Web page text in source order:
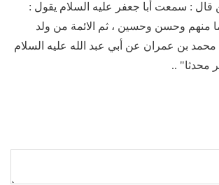
قال : سمعت أبا جعفر عليه السلام يقول :
منهم وحسن وحسين ، ثم الائمة من ولد
. 4 - وعن محمد بن عمران عن أبي عبد الله عليه السلام
محدثا" ..